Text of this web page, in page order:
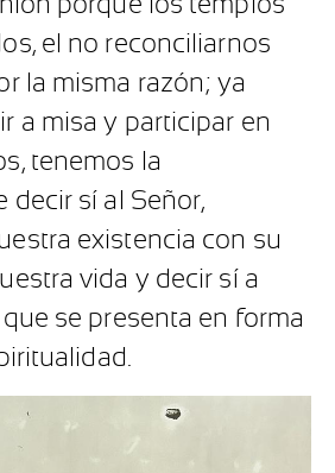
el no reconciliarnos
la misma razón; ya
a misa y participar en
tenemos la
decir sí al Señor,
existencia con su
vida y decir sí a
se presenta en forma